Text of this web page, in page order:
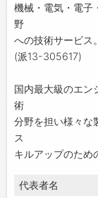
機械・電気・電子
野
への技術サービス。
(派13-305617)
国内最大級のエン
術
分野を担い様々な
ス
キルアップのため
代表者名